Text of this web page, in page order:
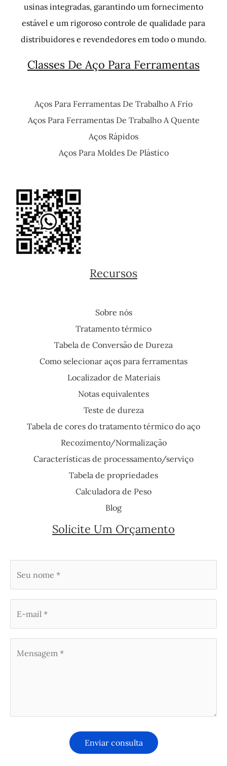
usinas integradas, garantindo um fornecimento
estável e um rigoroso controle de qualidade para
distribuidores e revendedores em todo o mundo.
Classes De Aço Para Ferramentas
Aços Para Ferramentas De Trabalho A Frio
Aços Para Ferramentas De Trabalho A Quente
Aços Rápidos
Aços Para Moldes De Plástico
Recursos
Sobre nós
Tratamento térmico
Tabela de Conversão de Dureza
Como selecionar aços para ferramentas
Localizador de Materiais
Notas equivalentes
Teste de dureza
Tabela de cores do tratamento térmico do aço
Recozimento/Normalização
Características de processamento/serviço
Tabela de propriedades
Calculadora de Peso
Blog
Solicite Um Orçamento